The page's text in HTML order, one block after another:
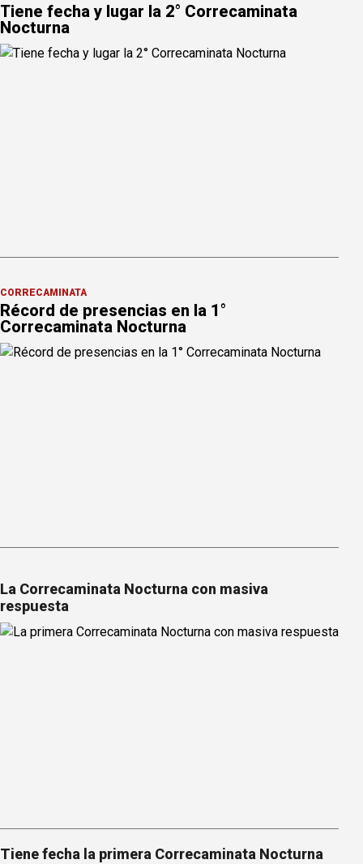
Tiene fecha y lugar la 2° Correcaminata
Nocturna
CORRECAMINATA
Récord de presencias en la 1°
Correcaminata Nocturna
La Correcaminata Nocturna con masiva
respuesta
Tiene fecha la primera Correcaminata Nocturna